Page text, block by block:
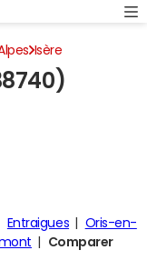
Isère
Entraigues
Oris-en-
Comparer